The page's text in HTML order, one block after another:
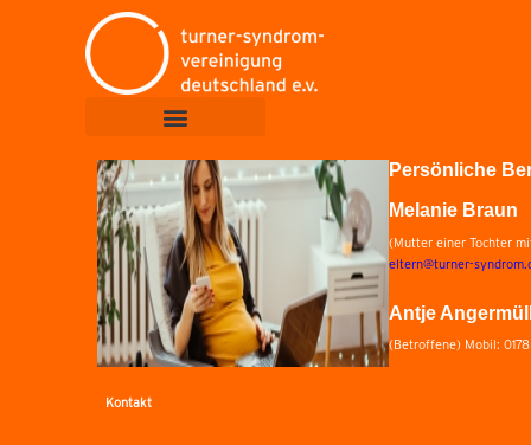
Persönliche
Melanie Braun
(Mutter einer Tochter
eltern@turner-
Antje
(Betroffene) Mobil:
Kontakt